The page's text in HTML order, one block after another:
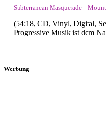
Subterranean Masquerade –
(54:18, CD, Vinyl, Digital,
Progressive Musik ist dem
Werbung